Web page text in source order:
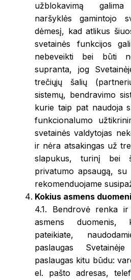
užblokavimą
naršyklės gamintojo
dėmesį, kad atlikus
svetainės funkcijos
nebeveikti bei būti
supranta, jog
trečiųjų šalių
sistemų, bendravimo
kurie taip pat naudoja
funkcionalumo
svetainės valdytojas
ir nėra atsakingas už
slapukus, turinį bei
privatumo apsaugą,
rekomenduojame
Kokius asmens
4.1. Bendrovė renka
asmens
pateikiate,
paslaugas
paslaugas kitu būdu:
el. pašto adresas,